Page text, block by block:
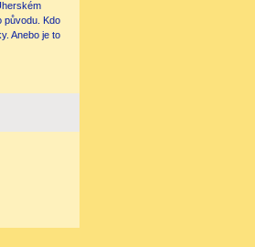
původu. Kdo
Anebo je to